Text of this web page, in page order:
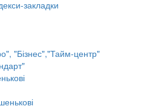
закладки
"Бізнес","Тайм-центр"